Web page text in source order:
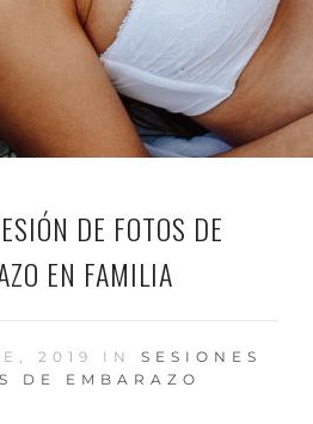
DE FOTOS DE
EN FAMILIA
2019 IN SESIONES
DE EMBARAZO